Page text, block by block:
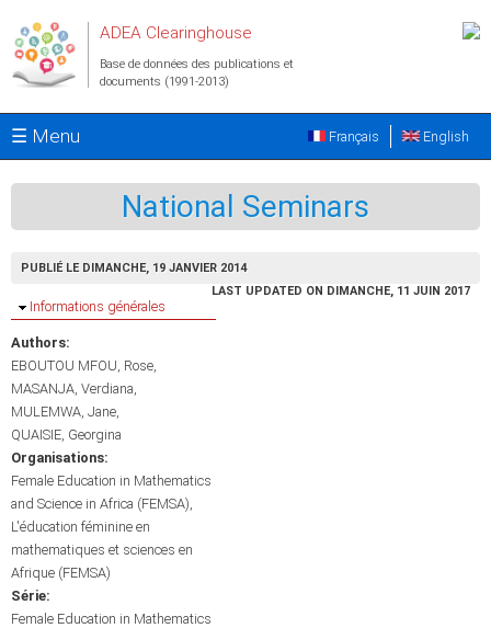
ADEA Clearinghouse
Base de données des publications et
documents (1991-2013)
☰ Menu English
Français
National Seminars
PUBLIÉ LE DIMANCHE, 19 JANVIER 2014
LAST UPDATED ON DIMANCHE, 11 JUIN 2017
Masquer
Informations générales
Authors:
EBOUTOU MFOU, Rose
MASANJA, Verdiana
MULEMWA, Jane
QUAISIE, Georgina
Organisations:
Female Education in Mathematics
and Science in Africa (FEMSA)
L'éducation féminine en
mathematiques et sciences en
Afrique (FEMSA)
Série:
Female Education in Mathematics